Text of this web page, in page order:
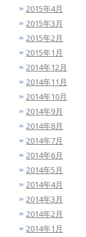
2015年4月
2015年3月
2015年2月
2015年1月
2014年12月
2014年11月
2014年10月
2014年9月
2014年8月
2014年7月
2014年6月
2014年5月
2014年4月
2014年3月
2014年2月
2014年1月